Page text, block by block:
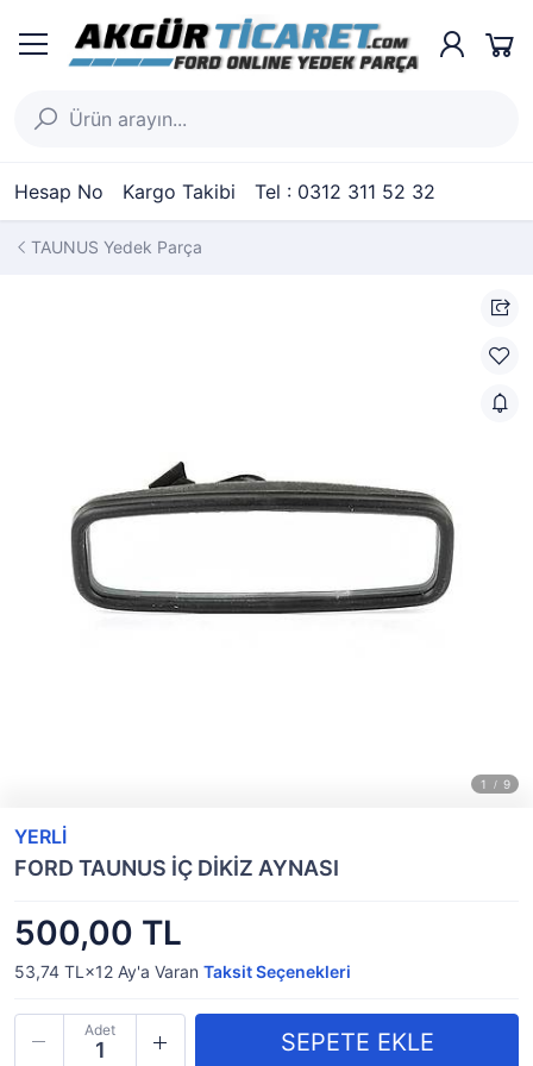
Hesap No Kargo Takibi Tel : 0312 311 52 32
TAUNUS Yedek Parça
YERLİ
FORD TAUNUS İÇ DİKİZ AYNASI
500,00 TL
53,74 TL×12 Ay'a Varan Taksit Seçenekleri
Adet